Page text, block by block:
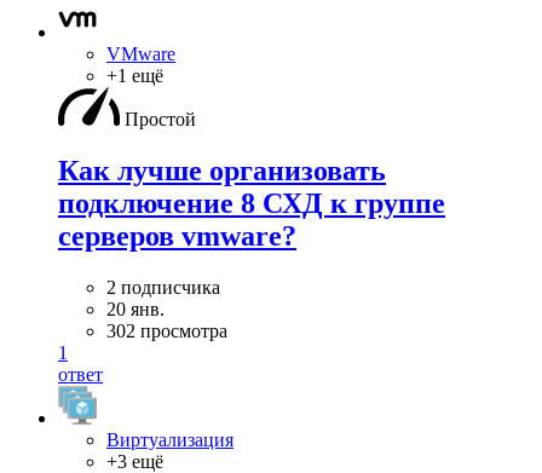
VMware
+1 ещё
Простой
Как лучше организовать
подключение 8 СХД к группе
серверов vmware?
2 подписчика
20 янв.
302 просмотра
1
ответ
Виртуализация
+3 ещё